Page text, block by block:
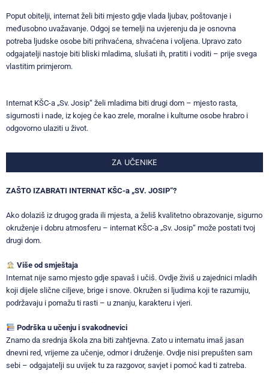
Poput obitelji, internat želi biti mjesto gdje vlada ljubav, poštovanje i
međusobno uvažavanje. Odgoj se temelji na uvjerenju da je osnovna
potreba ljudske osobe biti prihvaćena, shvaćena i voljena. Upravo zato
odgajatelji nastoje biti bliski mladima, slušati ih, pratiti i voditi – prije svega
vlastitim primjerom.
Internat KŠC-a „Sv. Josip“ želi mladima biti drugi dom – mjesto rasta,
sigurnosti i nade, iz kojeg će kao zrele, moralne i kulturne osobe hrabro i
odgovorno ulaziti u život.
ZA UČENIKE
ZAŠTO IZABRATI INTERNAT KŠC-a „SV. JOSIP“?
Ako dolaziš iz drugog grada ili mjesta, a želiš kvalitetno obrazovanje, sigurno
okruženje i dobru atmosferu – internat KŠC-a „Sv. Josip“ može postati tvoj
drugi dom.
Više od smještaja
Internat nije samo mjesto gdje spavaš i učiš. Ovdje živiš u zajednici mladih
koji dijele slične ciljeve, brige i snove. Okružen si ljudima koji te razumiju,
podržavaju i pomažu ti rasti – u znanju, karakteru i vjeri.
Podrška u učenju i svakodnevici
Znamo da srednja škola zna biti zahtjevna. Zato u internatu imaš jasan
dnevni red, vrijeme za učenje, odmor i druženje. Ovdje nisi prepušten sam
sebi – odgajatelji su uvijek tu za razgovor, savjet i pomoć kad ti zatreba.